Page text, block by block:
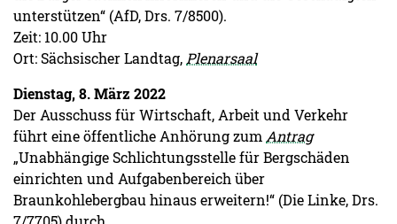
unterstützen“ (AfD, Drs. 7/8500).
Zeit: 10.00 Uhr
Ort: Sächsischer Landtag, Plenarsaal
Dienstag, 8. März 2022
Der Ausschuss für Wirtschaft, Arbeit und Verkehr
führt eine öffentliche Anhörung zum Antrag
„Unabhängige Schlichtungsstelle für Bergschäden
einrichten und Aufgabenbereich über
Braunkohlebergbau hinaus erweitern!“ (Die Linke, Drs.